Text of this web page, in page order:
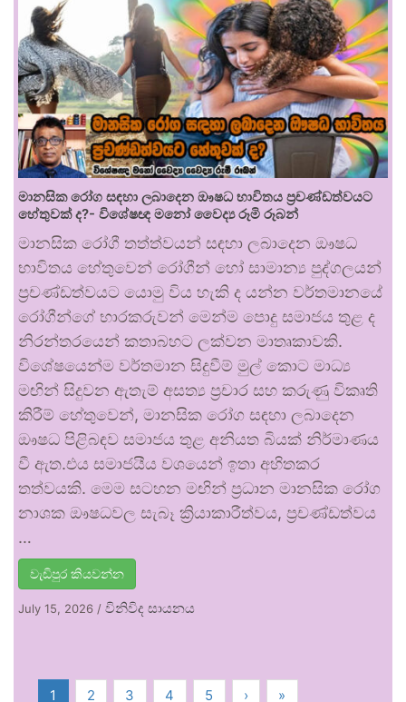
මානසික රෝග සඳහා ලබාදෙන ඖෂධ භාවිතය ප්‍රචණ්ඩත්වයට
හේතුවක් ද?- විශේෂඥ මනෝ වෛද්‍ය රූමි රූබන්
මානසික රෝගී තත්ත්වයන් සඳහා ලබාදෙන ඖෂධ
භාවිතය හේතුවෙන් රෝගීන් හෝ සාමාන්‍ය පුද්ගලයන්
ප්‍රචණ්ඩත්වයට යොමු විය හැකි ද යන්න වර්තමානයේ
රෝගීන්ගේ භාරකරුවන් මෙන්ම පොදු සමාජය තුළ ද
නිරන්තරයෙන් කතාබහට ලක්වන මාතෘකාවකි.
විශේෂයෙන්ම වර්තමාන සිදුවීම් මුල් කොට මාධ්‍ය
මඟින් සිදුවන ඇතැම් අසත්‍ය ප්‍රචාර සහ කරුණු විකෘති
කිරීම් හේතුවෙන්, මානසික රෝග සඳහා ලබාදෙන
ඖෂධ පිළිබඳව සමාජය තුළ අනියත බියක් නිර්මාණය
වී ඇත.එය සමාජයීය වශයෙන් ඉතා අහිතකර
තත්වයකි. මෙම සටහන මඟින් ප්‍රධාන මානසික රෝග
නාශක ඖෂධවල සැබෑ ක්‍රියාකාරීත්වය, ප්‍රචණ්ඩත්වය
…
වැඩිපුර කියවන්න
July 15, 2026 / විනිවිද සායනය
1 2 3 4 5 › »